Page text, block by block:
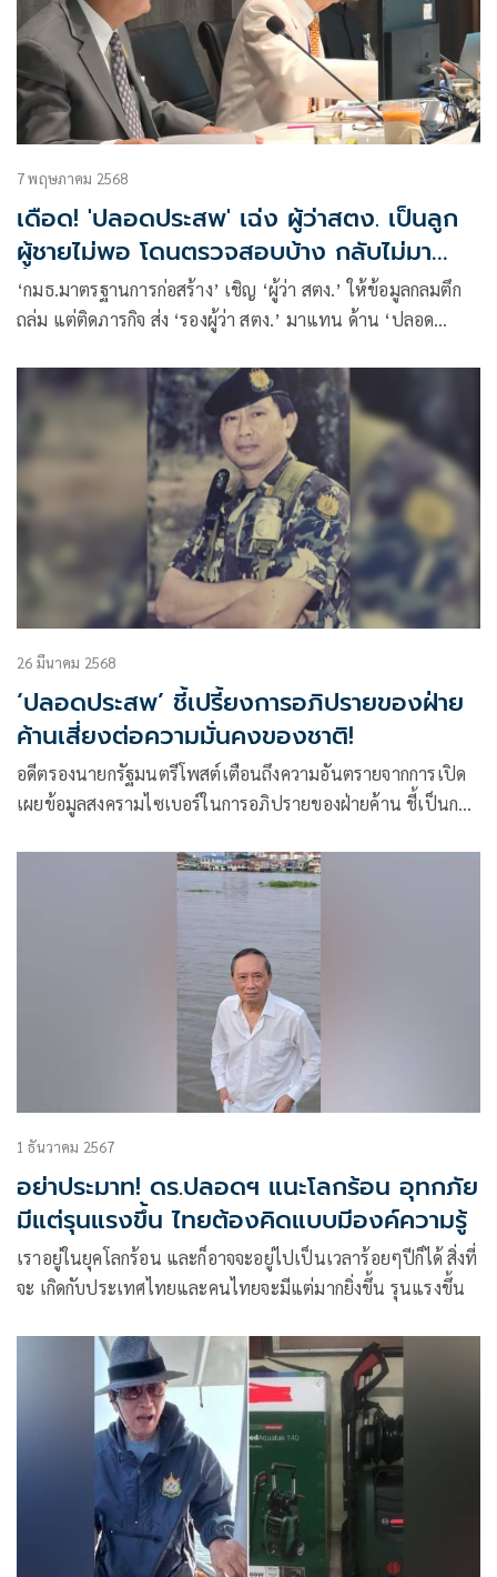
7 พฤษภาคม 2568
เดือด! 'ปลอดประสพ' เฉ่ง ผู้ว่าสตง. เป็นลูก
ผู้ชายไม่พอ โดนตรวจสอบบ้าง กลับไม่มา
ชี้แจง กมธ.ฯ
‘กมธ.มาตรฐานการก่อสร้าง’ เชิญ ‘ผู้ว่า สตง.’ ให้ข้อมูลกลมตึก
ถล่ม แต่ติดภารกิจ ส่ง ‘รองผู้ว่า สตง.’ มาแทน ด้าน ‘ปลอด
ความรับผิดชอบมากกว่านี้ ชี้ ควรลุกขึ้นยืนอย่างกล้าหาญ
26 มีนาคม 2568
‘ปลอดประสพ’ ชี้เปรี้ยงการอภิปรายของฝ่าย
ค้านเสี่ยงต่อความมั่นคงของชาติ!
อดีตรองนายกรัฐมนตรีโพสต์เตือนถึงความอันตรายจากการเปิด
เผยข้อมูลสงครามไซเบอร์ในการอภิปรายของฝ่ายค้าน ชี้เป็นการ
1 ธันวาคม 2567
อย่าประมาท! ดร.ปลอดฯ แนะโลกร้อน อุทกภัย
มีแต่รุนแรงขึ้น ไทยต้องคิดแบบมีองค์ความรู้
เราอยู่ในยุคโลกร้อน และก็อาจจะอยู่ไปเป็นเวลาร้อยๆปีก็ได้ สิ่งที่
จะ เกิดกับประเทศไทยและคนไทยจะมีแต่มากยิ่งขึ้น รุนแรงขึ้น